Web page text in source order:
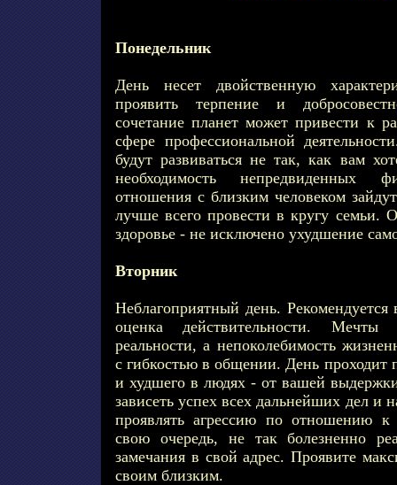
Понедельник
День несет двойственную
проявить терпение и
сочетание планет может привести к
сфере профессиональной
будут развиваться не так, как вам
необходимость непредвиденных
отношения с близким человеком
лучше всего провести в кругу семьи.
здоровье - не исключено ухудшение
Вторник
Неблагоприятный день. Рекомендуется
оценка действительности. Мечты
реальности, а непоколебимость
с гибкостью в общении. День проходит
и худшего в людях - от вашей выдержки
зависеть успех всех дальнейших дел и
проявлять агрессию по отношению
свою очередь, не так болезненно
замечания в свой адрес. Проявите
своим близким.